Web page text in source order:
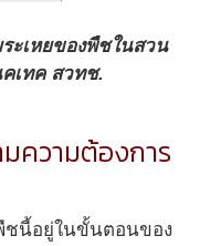
ะเหยของพืชในสวน
เทค สวทช.
ความต้องการ
ชนี้อยู่ในขั้นตอนของ